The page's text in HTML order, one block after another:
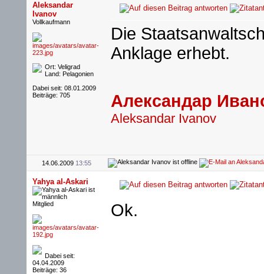
Aleksandar
Ivanov
Vollkaufmann
Ort: Veligrad
Land: Pelagonien
Dabei seit: 08.01.2009
Beiträge: 705
Die
Anklage erhebt.
Александар
Aleksandar Ivanov
14.06.2009 13:55
Yahya al-Askari
Mitglied
Dabei seit:
04.04.2009
Beiträge: 36
Ok.